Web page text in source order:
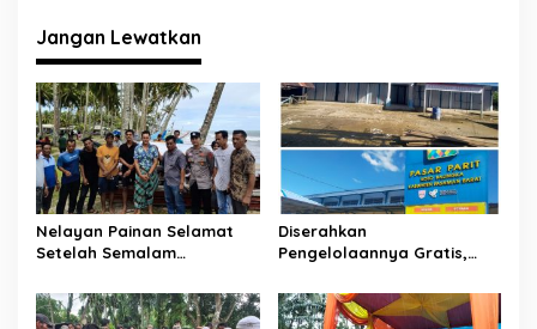
a
s
i
p
o
s
Jangan Lewatkan
Nelayan Painan Selamat
Setelah Semalam
Ditemukan Warga Lakitan
Selatan
Diserahkan
Pengelolaannya Gratis,
Malah Diduga Pungut Uang
Kontrak Toko